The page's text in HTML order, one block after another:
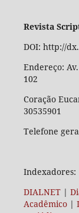
Revista
DOI: http://
Endereço:
102
Coração
30535901
Telefone
Indexadores:
DIALNET|
Acadêmico|